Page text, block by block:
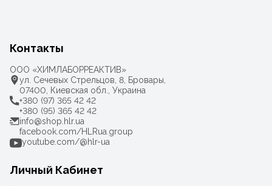
Контакты
ООО «ХИМЛАБОРРЕАКТИВ»
ул. Сечевых Стрельцов, 8, Бровары,
07400, Киевская обл., Украина
+380 (97) 365 42 42
+380 (95) 365 42 42
info@shop.hlr.ua
facebook.com/HLRua.group
youtube.com/@hlr-ua
Личный Кабинет